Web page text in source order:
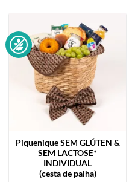
Piquenique SEM GLÚTEN &
SEM LACTOSE*
INDIVIDUAL
(cesta de palha)